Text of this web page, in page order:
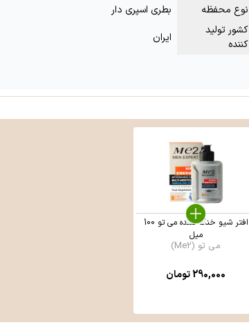
نوع محفظه
بطری اسپری دار
کشور تولید
کننده
ایران
افتر شیو خنک کننده می تو 100
میل
می تو (Me2)
290,000تومان